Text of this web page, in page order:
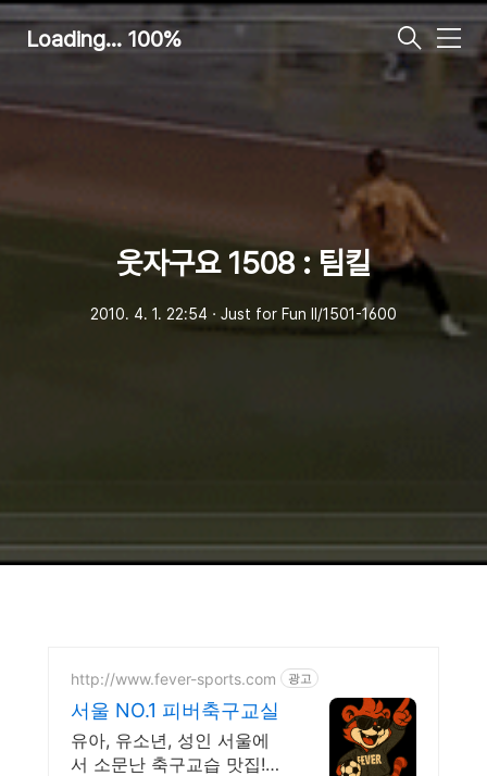
Loading... 100%
메
웃자구요 1508 : 팀킬
2010. 4. 1. 22:54 ㆍ Just for Fun Ⅱ/1501-1600
http://www.fever-sports.com 광고
서울 NO.1 피버축구교실
유아, 유소년, 성인 서울에
서 소문난 축구교습 맛집!